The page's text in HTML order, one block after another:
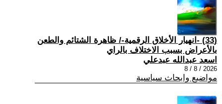
(33) -انهيار الأخلاق الرقمية-/ ظاهرة الشتائم والطعن
بالأعراض بسبب الاختلاف بالراي
اسعد عبدالله عبدعلي
2026 / 8 / 8
مواضيع وابحاث سياسية